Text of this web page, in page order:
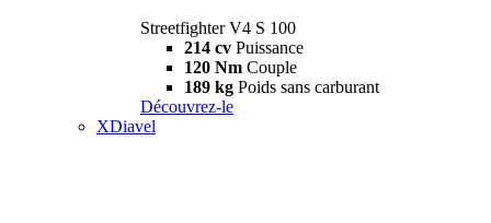
Streetfighter V4 S 100
214 cv Puissance
120 Nm Couple
189 kg Poids sans carburant
Découvrez-le
XDiavel